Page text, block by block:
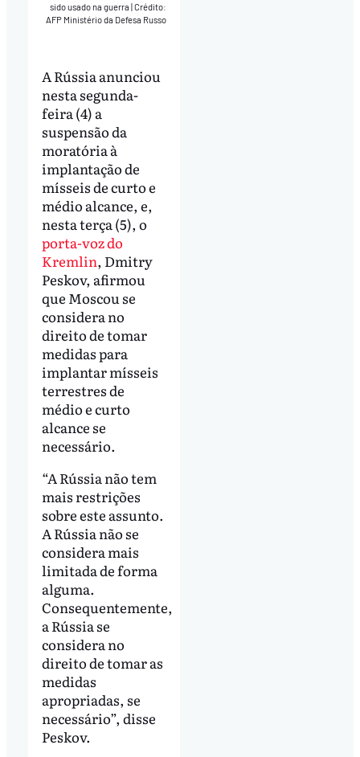
sido usado na guerra|Crédito:
AFP Ministério da Defesa Russo
A Rússia anunciou
nesta segunda-
feira (4) a
suspensão da
moratória à
implantação de
mísseis de curto e
médio alcance, e,
nesta terça (5), o
porta-voz do
Kremlin, Dmitry
Peskov, afirmou
que Moscou se
considera no
direito de tomar
medidas para
implantar mísseis
terrestres de
médio e curto
alcance se
necessário.
“A Rússia não tem
mais restrições
sobre este assunto.
A Rússia não se
considera mais
limitada de forma
alguma.
Consequentemente,
a Rússia se
considera no
direito de tomar as
medidas
apropriadas, se
necessário”, disse
Peskov.